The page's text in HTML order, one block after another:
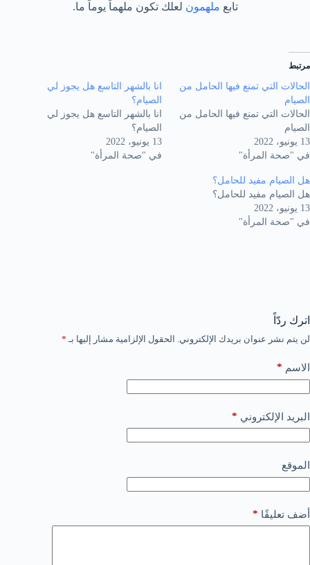
تابع ملهمون لعلك تكون ملهماً يوماً ما.
مرتبط
الحالات التي تمنع فيها الحامل من
الصيام
الحالات التي تمنع فيها الحامل من
الصيام
13 يونيو، 2022
في "صحة المرأة"
انا بالشهر التاسع هل يجوز لي
الصيام؟
انا بالشهر التاسع هل يجوز لي
الصيام؟
13 يونيو، 2022
في "صحة المرأة"
هل الصيام مفيد للحامل؟
هل الصيام مفيد للحامل؟
13 يونيو، 2022
في "صحة المرأة"
اترك ردّاً
لن يتم نشر عنوان بريدك الإلكتروني. الحقول الإلزامية مشار إليها بـ *
الاسم *
البريد الإلكتروني *
الموقع
أضف تعليقًا *